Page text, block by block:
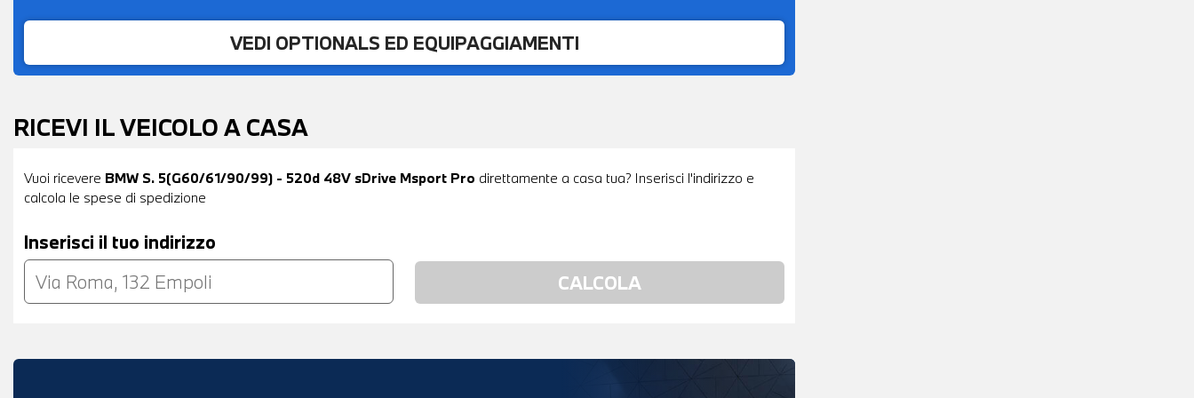
VEDI OPTIONALS ED EQUIPAGGIAMENTI
RICEVI IL VEICOLO A CASA
Vuoi ricevere BMW S. 5(G60/61/90/99) - 520d 48V sDrive Msport Pro direttamente a casa tua? Inserisci l'indirizzo e
calcola le spese di spedizione
Inserisci il tuo indirizzo